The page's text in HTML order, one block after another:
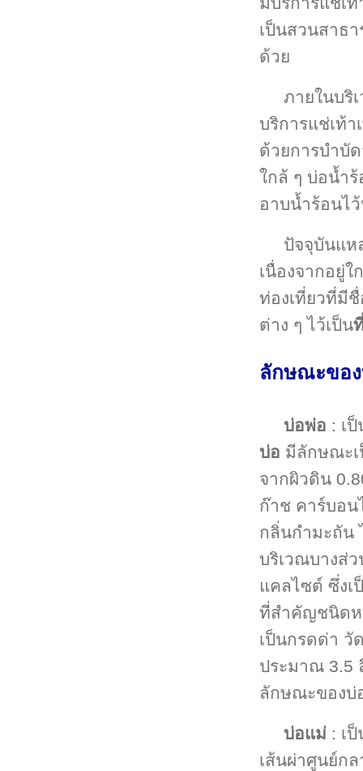
เป็นสวนสาธ
ด้วย
ภายในบริ
บริการแช่เท้
ด้วยการบำบั
ใกล้ ๆ บ่อน้ำ
อาบน้ำร้อนไ
ปัจจุบันแห
เนื่องจากอยู่
ท่องเที่ยวที่มี
ต่าง ๆ ไว้เป็น
ลักษณะขอ
บ่อพ่อ : เ
บ่อ มีลักษณะเ
จากผิวดิน
ก๊าช คาร์บอ
กลิ่นกำมะถัน
บริเวณบางส่
แคลไซต์ ซึ่งเ
ที่สำคัญชนิดห
เป็นกรดด่า วั
ประมาณ 3.5
ลักษณะของบ่
บ่อแม่ : เ
เส้นผ่าศูนย์ก